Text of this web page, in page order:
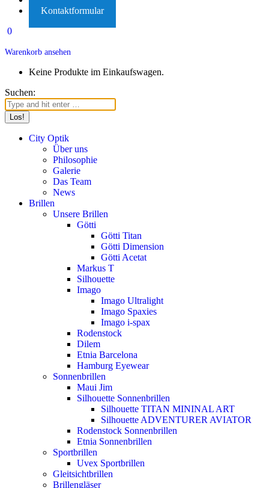
Kontaktformular
0
Warenkorb ansehen
Keine Produkte im Einkaufswagen.
Suchen:
City Optik
Über uns
Philosophie
Galerie
Das Team
News
Brillen
Unsere Brillen
Götti
Götti Titan
Götti Dimension
Götti Acetat
Markus T
Silhouette
Imago
Imago Ultralight
Imago Spaxies
Imago i-spax
Rodenstock
Dilem
Etnia Barcelona
Hamburg Eyewear
Sonnenbrillen
Maui Jim
Silhouette Sonnenbrillen
Silhouette TITAN MININAL ART
Silhouette ADVENTURER AVIATOR
Rodenstock Sonnenbrillen
Etnia Sonnenbrillen
Sportbrillen
Uvex Sportbrillen
Gleitsichtbrillen
Brillengläser